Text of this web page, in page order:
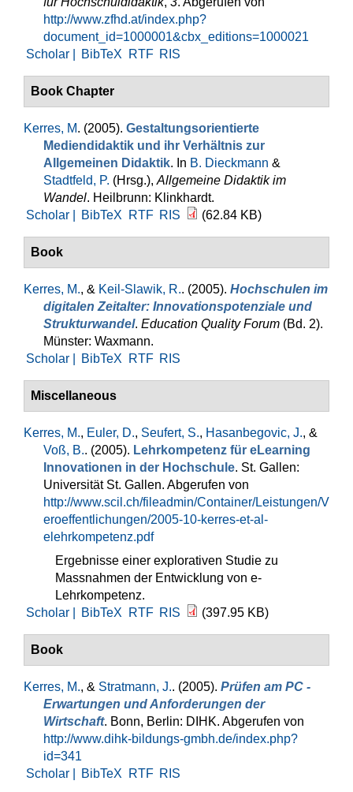
http://www.zfhd.at/index.php?
document_id=1000001&cbx_editions=1000021
Scholar |
BibTeX RTF RIS
Book Chapter
Kerres, M. (2005). Gestaltungsorientierte
Mediendidaktik und ihr Verhältnis zur
Allgemeinen Didaktik. In B. Dieckmann &
Stadtfeld, P. (Hrsg.), Allgemeine Didaktik im
Wandel. Heilbrunn: Klinkhardt.
Scholar |
BibTeX RTF RIS (62.84 KB)
Book
Kerres, M., & Keil-Slawik, R.. (2005). Hochschulen im
digitalen Zeitalter: Innovationspotenziale und
Strukturwandel. Education Quality Forum (Bd. 2).
Münster: Waxmann.
Scholar |
BibTeX RTF RIS
Miscellaneous
Kerres, M., Euler, D., Seufert, S., Hasanbegovic, J., &
Voß, B.. (2005). Lehrkompetenz für eLearning
Innovationen in der Hochschule. St. Gallen:
Universität St. Gallen. Abgerufen von
http://www.scil.ch/fileadmin/Container/Leistungen/V
eroeffentlichungen/2005-10-kerres-et-al-
elehrkompetenz.pdf
Ergebnisse einer explorativen Studie zu
Massnahmen der Entwicklung von e-
Lehrkompetenz.
Scholar |
BibTeX RTF RIS (397.95 KB)
Book
Kerres, M., & Stratmann, J.. (2005). Prüfen am PC -
Erwartungen und Anforderungen der
Wirtschaft. Bonn, Berlin: DIHK. Abgerufen von
http://www.dihk-bildungs-gmbh.de/index.php?
id=341
Scholar |
BibTeX RTF RIS